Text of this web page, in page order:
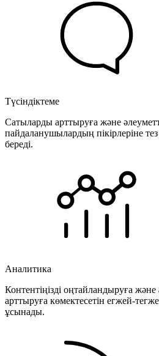
Түсіндіктеме
Сатыларды арттыруға және
пайдаланушылардың пікірлеріне
береді.
Аналитика
Контентіңізді оңтайландыруға
арттыруға көмектесетін егжей-
ұсынады.